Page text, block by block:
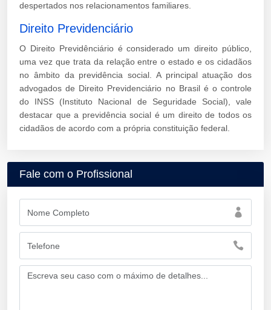
despertados nos relacionamentos familiares.
Direito Previdenciário
O Direito Previdênciário é considerado um direito público,
uma vez que trata da relação entre o estado e os cidadãos
no âmbito da previdência social. A principal atuação dos
advogados de Direito Previdenciário no Brasil é o controle
do INSS (Instituto Nacional de Seguridade Social), vale
destacar que a previdência social é um direito de todos os
cidadãos de acordo com a própria constituição federal.
Fale com o Profissional